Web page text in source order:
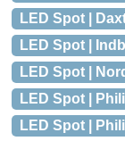
LED Spot |
LED Spot |
LED Spot |
LED Spot |
LED Spot |